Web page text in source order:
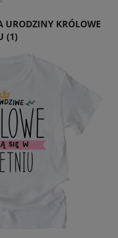
URODZINY KRÓLOWE
(1)